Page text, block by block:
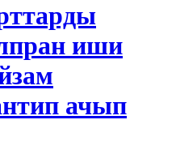
иши
ачып